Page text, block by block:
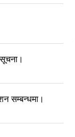
सम्बन्धमा।